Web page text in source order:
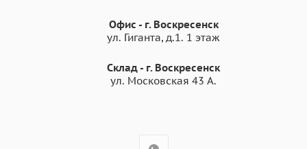
Офис - г. Воскресенск
ул. Гиганта, д.1. 1 этаж
Склад - г. Воскресенск
ул. Московская 43 А.